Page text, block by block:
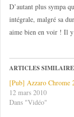
D’autant plus sympa
intégrale, malgré sa
aime bien en voir ! Il y
ARTICLES
[Pub] Azzaro Chrome
12 mars 2010
Dans "Vidéo"